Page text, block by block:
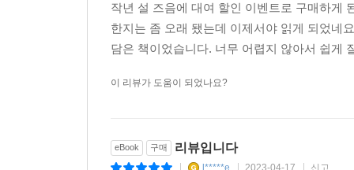
작년 설 즈음에 대여 할인 이벤트로 구매하게
한지는 좀 오래 됐는데 이제서야 읽게 되었네
담은 책이었습니다. 너무 어렵지 않아서 쉽게
이 리뷰가 도움이 되었나요?
eBook 구매 리뷰입니다
l*****e 2023-04-17 신고